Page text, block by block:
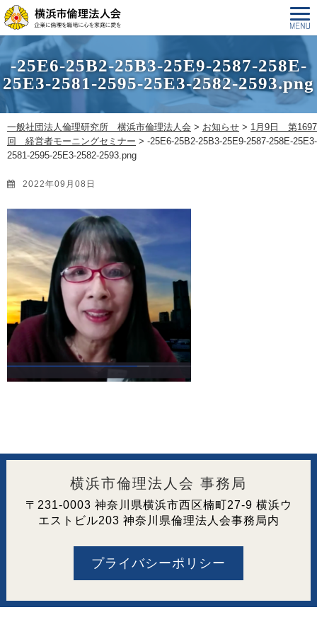
-25E6-25B2-25B3-25E9-2587-258E-
25E3-2581-2595-25E3-2582-2593.png
一般社団法人倫理研究所 横浜市倫理法人会 > お知らせ > 1月9日 第1697
回 経営者モーニングセミナー > -25E6-25B2-25B3-25E9-2587-258E-25E3-
2581-2595-25E3-2582-2593.png
2022年09月08日
横浜市倫理法人会 事務局
〒231-0003 神奈川県横浜市西区楠町27-9 横浜ウ
エストビル203 神奈川県倫理法人会事務局内
プライバシーポリシー